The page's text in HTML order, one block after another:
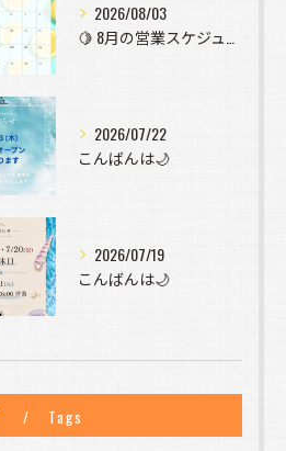
2026/08/03
🍋 8月の営業スケジュールのお知らせ 🍋
2026/07/22
こんばんは🌙
2026/07/19
こんばんは🌙
Tags